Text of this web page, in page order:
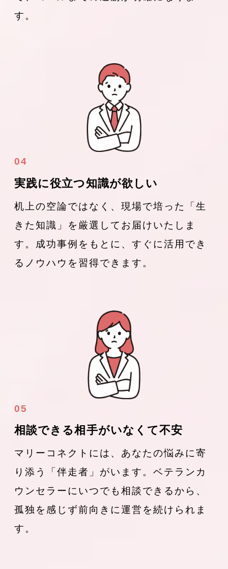
す。
04
実践に役立つ知識が欲しい
机上の空論ではなく、現場で培った「生
きた知識」を厳選してお届けいたしま
す。成功事例をもとに、すぐに活用でき
るノウハウを習得できます。
05
相談できる相手がいなくて不安
マリーコネクトには、あなたの悩みに寄
り添う「伴走者」がいます。ベテランカ
ウンセラーにいつでも相談できるから、
孤独を感じず前向きに運営を続けられま
す。